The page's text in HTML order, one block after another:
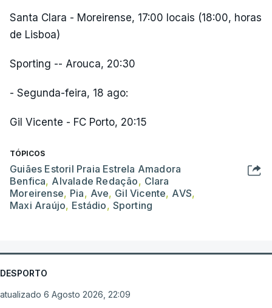
Santa Clara - Moreirense, 17:00 locais (18:00, horas
de Lisboa)
Sporting -- Arouca, 20:30
- Segunda-feira, 18 ago:
Gil Vicente - FC Porto, 20:15
TÓPICOS
Guiães Estoril Praia Estrela Amadora
Benfica, Alvalade Redação, Clara
Moreirense, Pia, Ave, Gil Vicente, AVS,
Maxi Araújo, Estádio, Sporting
DESPORTO
atualizado 6 Agosto 2026, 22:09